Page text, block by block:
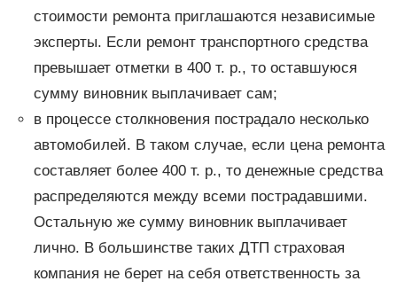
стоимости ремонта приглашаются независимые
эксперты. Если ремонт транспортного средства
превышает отметки в 400 т. р., то оставшуюся
сумму виновник выплачивает сам;
в процессе столкновения пострадало несколько
автомобилей. В таком случае, если цена ремонта
составляет более 400 т. р., то денежные средства
распределяются между всеми пострадавшими.
Остальную же сумму виновник выплачивает
лично. В большинстве таких ДТП страховая
компания не берет на себя ответственность за